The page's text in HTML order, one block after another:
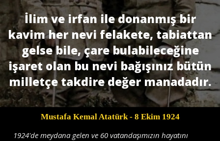
İlim ve irfan ile donanmış bir
kavim her nevi felakete, tabiattan
gelse bile, çare bulabileceğine
işaret olan bu nevi bağışınız bütün
milletçe takdire değer manadadır.
Mustafa Kemal Atatürk- 8 Ekim 1924
1924'de meydana gelen ve 60 vatandaşımızın hayatını